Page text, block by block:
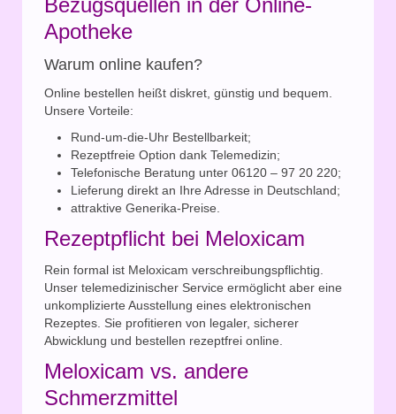
Bezugsquellen in der Online-
Apotheke
Warum online kaufen?
Online bestellen heißt diskret, günstig und bequem.
Unsere Vorteile:
Rund-um-die-Uhr Bestellbarkeit;
Rezeptfreie Option dank Telemedizin;
Telefonische Beratung unter 06120 – 97 20 220;
Lieferung direkt an Ihre Adresse in Deutschland;
attraktive Generika-Preise.
Rezeptpflicht bei Meloxicam
Rein formal ist Meloxicam verschreibungspflichtig.
Unser telemedizinischer Service ermöglicht aber eine
unkomplizierte Ausstellung eines elektronischen
Rezeptes. Sie profitieren von legaler, sicherer
Abwicklung und bestellen rezeptfrei online.
Meloxicam vs. andere
Schmerzmittel